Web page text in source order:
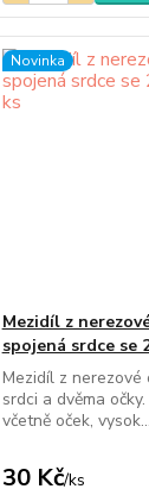
Novinka
Mezidíl z
spojená srdce se
Mezidíl z nerezové
srdci a dvěma
včetně oček, vysok...
30 Kč/ks